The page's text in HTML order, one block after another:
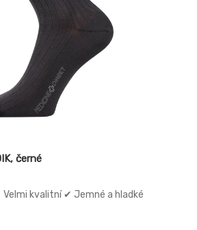
černé
kvalitní ✔ Jemné a hladké